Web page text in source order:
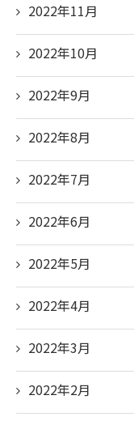
2022年11月
2022年10月
2022年9月
2022年8月
2022年7月
2022年6月
2022年5月
2022年4月
2022年3月
2022年2月